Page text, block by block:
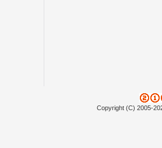
Copyright (C) 2005-